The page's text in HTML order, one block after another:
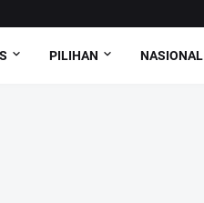
PILIHAN NASIONAL